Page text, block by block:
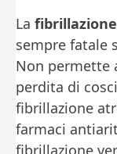
La
sempre fatale
Non permette
perdita di
fibrillazione
farmaci
fibrillazione